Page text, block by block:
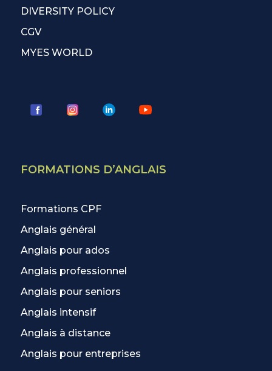
DIVERSITY POLICY
CGV
MYES WORLD
FORMATIONS D’ANGLAIS
Formations CPF
Anglais général
Anglais pour ados
Anglais professionnel
Anglais pour seniors
Anglais intensif
Anglais à distance
Anglais pour entreprises